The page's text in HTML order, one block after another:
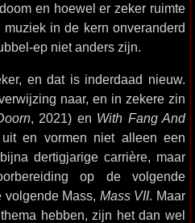
en hoewel er zeker ruimte
in de kern onveranderd
ep niet anders zijn.
en dat is inderdaad nieuw.
naar, en in zekere zin
, 2021) en With Fang And
en vormen niet alleen een
dertigjarige carrière, maar
op de volgende
volgende Mass, Mass VII. Maar
hebben, zijn het dan wel